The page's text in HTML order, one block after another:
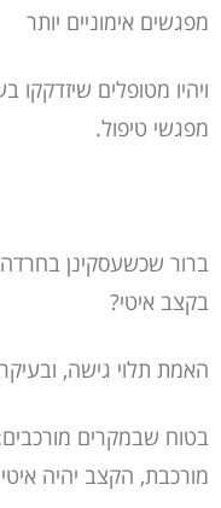
מפגשים אימוניים יותר
ויהיו מטופלים
מפגשי טיפול.
ברור שכשעסקינן בחרדה,
בקצב איטי?
האמת תלוי גישה,
בטוח שבמקרים
מורכבת, הקצב יהיה